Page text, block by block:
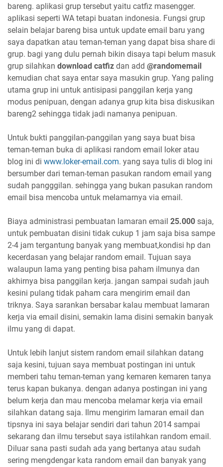
bareng. aplikasi grup tersebut yaitu catfiz masengger.
aplikasi seperti WA tetapi buatan indonesia. Fungsi grup
selain belajar bareng bisa untuk update email baru yang
saya dapatkan atau teman-teman yang dapat bisa share di
grup. bagi yang dulu pernah bikin disaya tapi belum masuk
grup silahkan download catfiz dan add @randomemail
kemudian chat saya entar saya masukin grup. Yang paling
utama grup ini untuk antisipasi panggilan kerja yang
modus penipuan, dengan adanya grup kita bisa diskusikan
bareng2 sehingga tidak jadi namanya penipuan.
Untuk bukti panggilan-panggilan yang saya buat bisa
teman-teman buka di aplikasi random email loker atau
blog ini di www.loker-email.com. yang saya tulis di blog ini
bersumber dari teman-teman pasukan random email yang
sudah pangggilan. sehingga yang bukan pasukan random
email bisa mencoba untuk melamarnya via email.
Biaya administrasi pembuatan lamaran email 25.000 saja,
untuk pembuatan disini tidak cukup 1 jam saja bisa sampe
2-4 jam tergantung banyak yang membuat,kondisi hp dan
kecerdasan yang belajar random email. Tujuan saya
walaupun lama yang penting bisa paham ilmunya dan
akhirnya bisa panggilan kerja. jangan sampai sudah jauh
kesini pulang tidak paham cara mengirim email dan
triknya. Saya sarankan bersabar kalau membuat lamaran
kerja via email disini, semakin lama disini semakin banyak
ilmu yang di dapat.
Untuk lebih lanjut sistem random email silahkan datang
saja kesini, tujuan saya membuat postingan ini untuk
memberi tahu teman-teman yang kemaren kemaren tanya
terus kapan bukanya. dengan adanya postingan ini yang
belum kerja dan mau mencoba melamar kerja via email
silahkan datang saja. Ilmu mengirim lamaran email dan
tipsnya ini saya belajar sendiri dari tahun 2014 sampai
sekarang dan ilmu tersebut saya istilahkan random email.
Diluar sana pasti sudah ada yang bertanya atau sudah
sering mengdengar kata random email dan banyak yang